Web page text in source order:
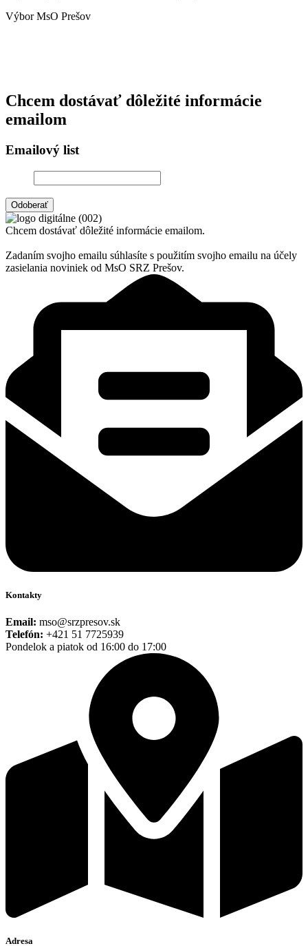
Výbor MsO Prešov
Chcem dostávať dôležité informácie
emailom
Emailový list
Chcem dostávať dôležité informácie emailom.
Zadaním svojho emailu súhlasíte s použitím svojho emailu na účely
zasielania noviniek od MsO SRZ Prešov.
Kontakty
Email: mso@srzpresov.sk
Telefón: +421 51 7725939
Pondelok a piatok od 16:00 do 17:00
Adresa